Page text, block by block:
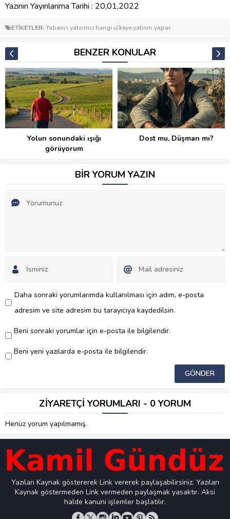
Yazının Yayınlanma Tarihi : 20,01,2022
ETİKETLER:Yabancı yatırımcı hangi ülkeye yatırım yapar
BENZER KONULAR
Yolun sonundaki ışığı
görüyorum
Dost mu, Düşman mı?
BİR YORUM YAZIN
Daha sonraki yorumlarımda kullanılması için adım, e-posta
adresim ve site adresim bu tarayıcıya kaydedilsin.
Beni sonraki yorumlar için e-posta ile bilgilendir.
Beni yeni yazılarda e-posta ile bilgilendir.
ZİYARETÇİ YORUMLARI - 0 YORUM
Henüz yorum yapılmamış.
Yazıları Kaynak göstererek Link vererek paylaşabilirsiniz. Yazıları
Kaynak göstermeden Link vermeden paylaşmak yasaktır. Aksi
halde kanuni işlemler başlatılır.